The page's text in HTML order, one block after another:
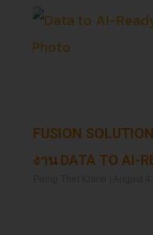
FUSION
งาน DATA TO AI-